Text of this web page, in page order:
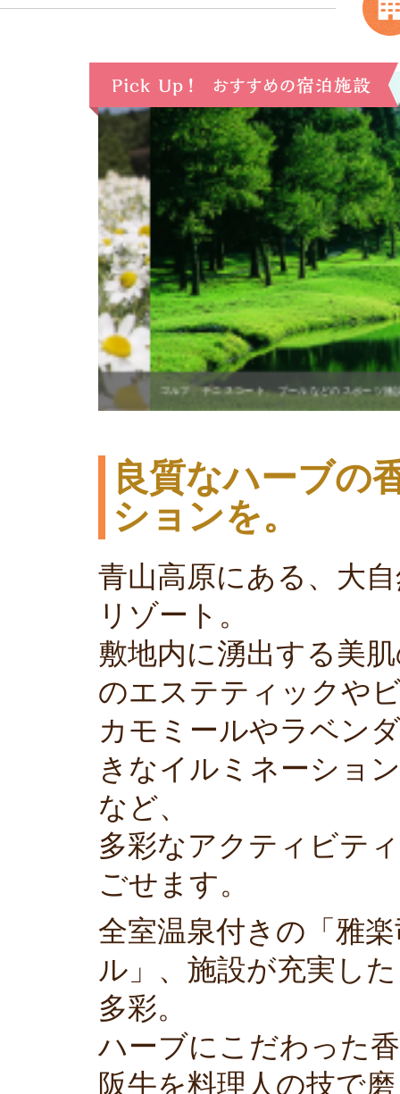
ゴルフ、テニスコート、プールなどのスポーツ施設や、コ
良質なハーブの
ションを。
青山高原にある、大
リゾート。
敷地内に湧出する美
のエステティックや
カモミールやラベン
きなイルミネーショ
など、
多彩なアクティビテ
ごせます。
全室温泉付きの「雅
ル」、施設が充実し
多彩。
ハーブにこだわった
阪牛を料理人の技で